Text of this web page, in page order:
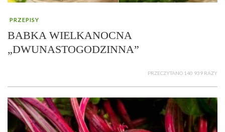
PRZEPISY
BABKA WIELKANOCNA
„DWUNASTOGODZINNA”
PRZECZYTANO 140 939 RAZY